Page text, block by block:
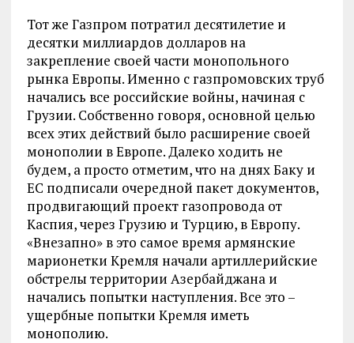
Тот же Газпром потратил десятилетие и
десятки миллиардов долларов на
закрепление своей части монопольного
рынка Европы. Именно с газпромовских труб
начались все российские войны, начиная с
Грузии. Собственно говоря, основной целью
всех этих действий было расширение своей
монополии в Европе. Далеко ходить не
будем, а просто отметим, что на днях Баку и
ЕС подписали очередной пакет документов,
продвигающий проект газопровода от
Каспия, через Грузию и Турцию, в Европу.
«Внезапно» в это самое время армянские
марионетки Кремля начали артиллерийские
обстрелы территории Азербайджана и
начались попытки наступления. Все это –
ущербные попытки Кремля иметь
монополию.